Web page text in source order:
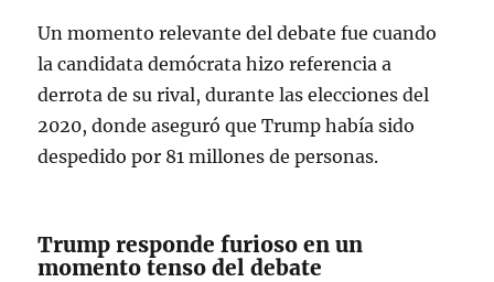
Un momento relevante del debate fue cuando
la candidata demócrata hizo referencia a
derrota de su rival, durante las elecciones del
2020, donde aseguró que Trump había sido
despedido por 81 millones de personas.
Trump responde furioso en un
momento tenso del debate